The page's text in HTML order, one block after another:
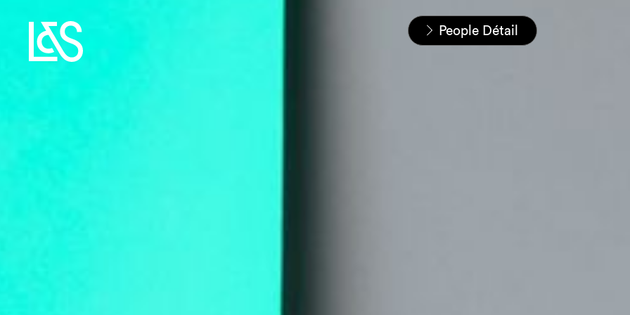
Home
Nos équipes
People Détail